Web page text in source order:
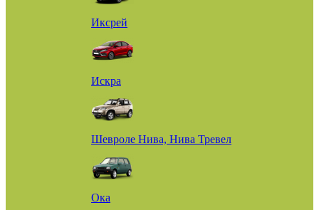
Иксрей
Искра
Шевроле Нива, Нива Тревел
Ока